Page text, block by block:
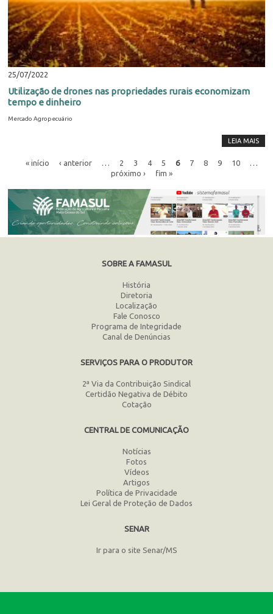
25/07/2022
Utilização de drones nas propriedades rurais economizam
tempo e dinheiro
Mercado Agropecuário
LEIA MAIS
« início ‹ anterior 2 3 4 5 6 7 8 9 10
próximo ›
fim »
SOBRE A FAMASUL
História
Diretoria
Localização
Fale Conosco
Programa de Integridade
Canal de Denúncias
SERVIÇOS PARA O PRODUTOR
2ª Via da Contribuição Sindical
Certidão Negativa de Débito
Cotação
CENTRAL DE COMUNICAÇÃO
Notícias
Fotos
Vídeos
Artigos
Política de Privacidade
Lei Geral de Proteção de Dados
SENAR
Ir para o site Senar/MS